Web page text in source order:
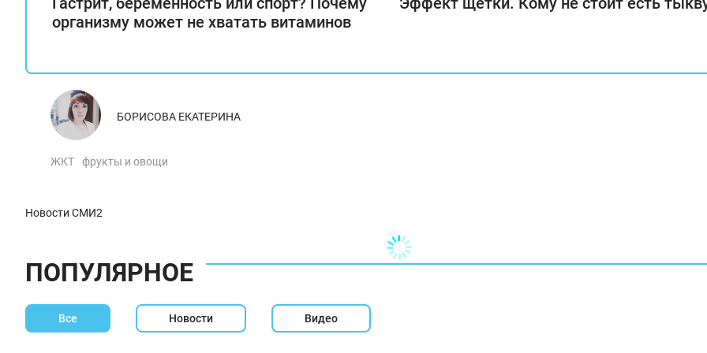
организму может не хватать витаминов
БОРИСОВА ЕКАТЕРИНА
ЖКТ фрукты и овощи
Новости СМИ2
ПОПУЛЯРНОЕ
Все Новости Видео